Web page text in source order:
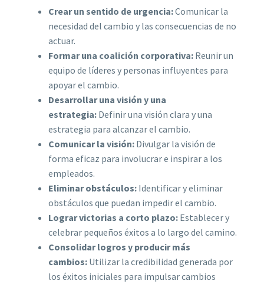
Crear un sentido de urgencia:Comunicar la
necesidad del cambio y las consecuencias de no
actuar.
Formar una coalición corporativa: Reunir un
equipo de líderes y personas influyentes para
apoyar el cambio.
Desarrollar una visión y una
estrategia: Definir una visión clara y una
estrategia para alcanzar el cambio.
Comunicar la visión: Divulgar la visión de
forma eficaz para involucrar e inspirar a los
empleados.
Eliminar obstáculos: Identificar y eliminar
obstáculos que puedan impedir el cambio.
Lograr victorias a corto plazo: Establecer y
celebrar pequeños éxitos a lo largo del camino.
Consolidar logros y producir más
cambios: Utilizar la credibilidad generada por
los éxitos iniciales para impulsar cambios